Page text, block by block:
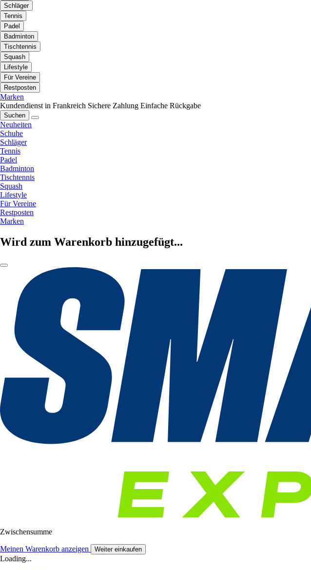
Schläger
Tennis
Padel
Badminton
Tischtennis
Squash
Lifestyle
Für Vereine
Restposten
Marken
Kundendienst in Frankreich Sichere Zahlung Einfache Rückgabe
Suchen
Neuheiten
Schuhe
Schläger
Tennis
Padel
Badminton
Tischtennis
Squash
Lifestyle
Für Vereine
Restposten
Marken
Wird zum Warenkorb hinzugefügt...
Zwischensumme
Meinen Warenkorb anzeigen Weiter einkaufen
Loading...